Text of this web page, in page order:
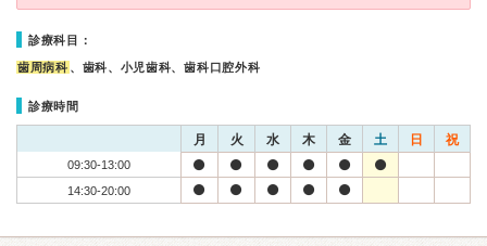
診療科目：
歯周病科 、歯科、小児歯科、歯科口腔外科
診療時間
月 火 水 木 金 土 日 祝
09:30-13:00
14:30-20:00